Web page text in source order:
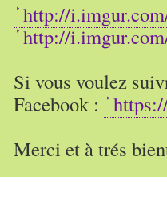
http://
http://
Si vous voulez
Facebook :
Merci et à trés